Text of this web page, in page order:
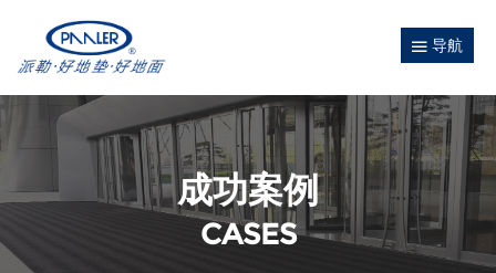
导航
成功案例
CASES